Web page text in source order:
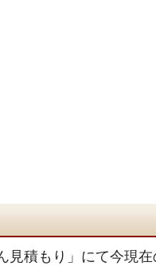
見積もり」にて今現在